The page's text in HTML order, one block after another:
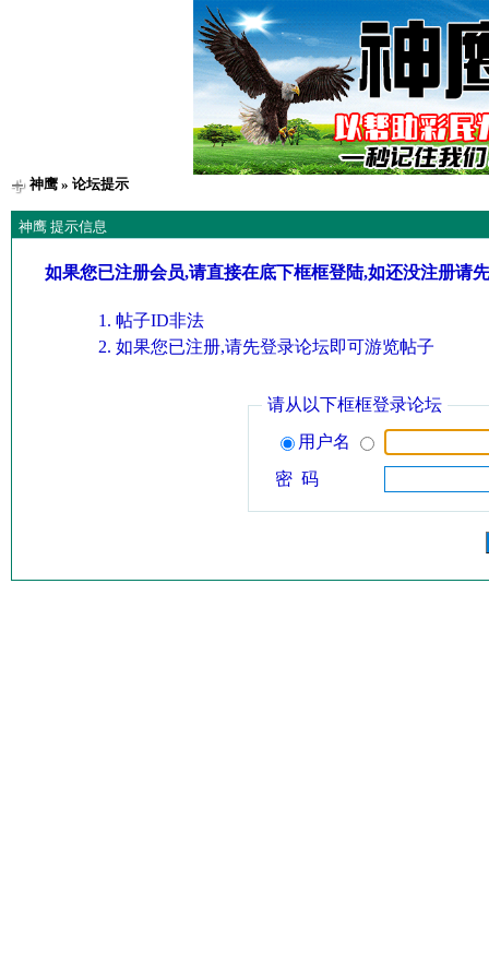
神鹰» 论坛提示
神鹰 提示信息
如果您已注册会员,请直接在底下框框登陆,如还没注册请
帖子ID非法
如果您已注册,请先登录论坛即可游览帖子
请从以下框框登录论坛
用户名
密 码